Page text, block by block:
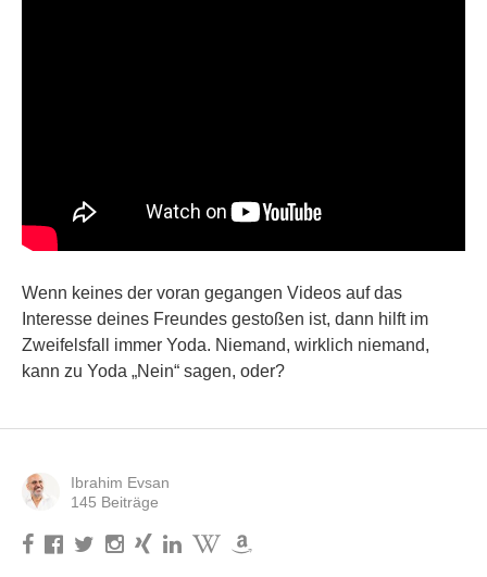
Wenn keines der voran gegangen Videos auf das
Interesse deines Freundes gestoßen ist, dann hilft im
Zweifelsfall immer Yoda. Niemand, wirklich niemand,
kann zu Yoda „Nein“ sagen, oder?
Ibrahim Evsan
145 Beiträge